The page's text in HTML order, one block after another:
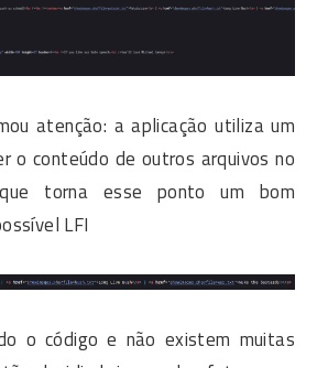
atenção: a aplicação utiliza um
o conteúdo de outros arquivos no
torna esse ponto um bom
LFI
o código e não existem muitas